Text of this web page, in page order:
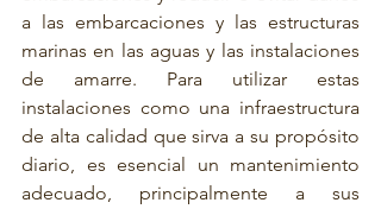
a las embarcaciones y las estructuras
marinas en las aguas y las instalaciones
de amarre. Para utilizar estas
instalaciones como una infraestructura
de alta calidad que sirva a su propósito
diario, es esencial un mantenimiento
adecuado, principalmente a sus